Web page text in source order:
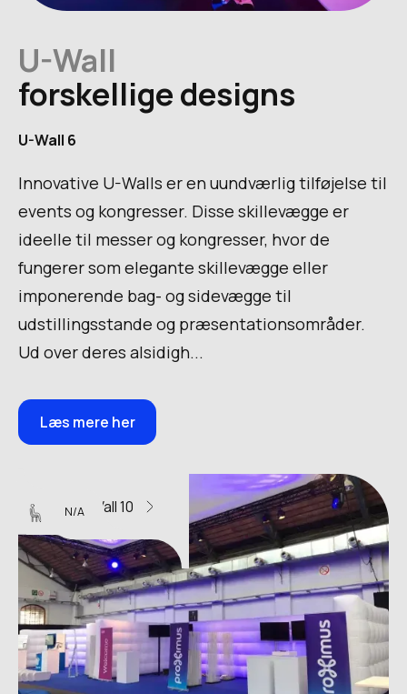
U-Wall
forskellige designs
U-Wall 6
Innovative U-Walls er en uundværlig tilføjelse til
events og kongresser. Disse skillevægge er
ideelle til messer og kongresser, hvor de
fungerer som elegante skillevægge eller
imponerende bag- og sidevægge til
udstillingsstande og præsentationsområder.
Ud over deres alsidigh...
Læs mere her
U-Wall 10
N/A